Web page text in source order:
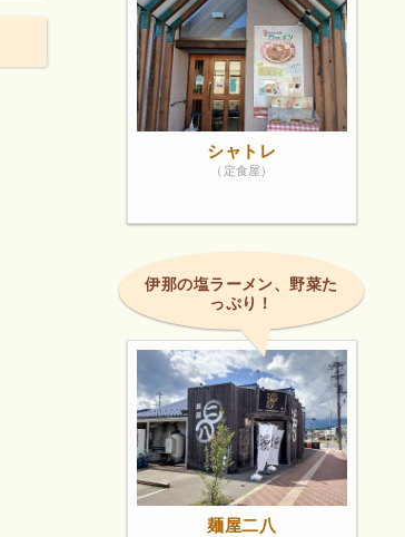
シャトレ
（定食屋）
伊那の塩ラーメン、野菜た
っぷり！
麺屋二八